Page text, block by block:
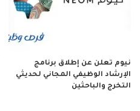
نيوم تعلن عن إطلاق برنامج
الإرشاد الوظيفي المجاني لحديثي
التخرج والباحثين